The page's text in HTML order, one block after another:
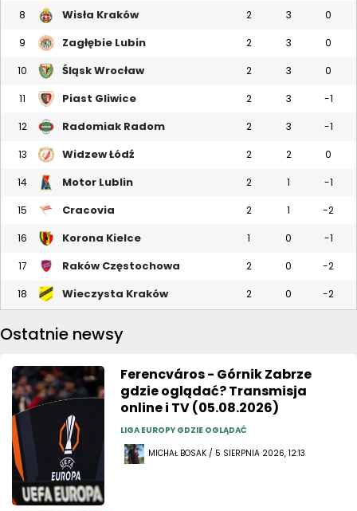
8 Wisła Kraków 2 3 0
9 Zagłębie Lubin 2 3 0
10 Śląsk Wrocław 2 3 0
11 Piast Gliwice 2 3 -1
12 Radomiak Radom 2 3 -1
13 Widzew Łódź 2 2 0
14 Motor Lublin 2 1 -1
15 Cracovia 2 1 -2
16 Korona Kielce 1 0 -1
17 Raków Częstochowa 2 0 -2
18 Wieczysta Kraków 2 0 -2
Ostatnie newsy
Ferencváros - Górnik Zabrze
gdzie oglądać? Transmisja
online i TV (05.08.2026)
LIGA EUROPY GDZIE OGLĄDAĆ
MICHAŁ BOSAK / 5 SIERPNIA 2026, 12:13